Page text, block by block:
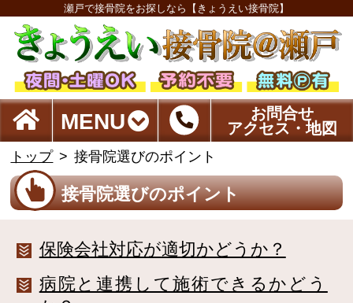
瀬戸で接骨院をお探しなら【きょうえい接骨院】
MENU
お問合せ
アクセス・地図
トップ 接骨院選びのポイント
接骨院選びのポイント
保険会社対応が適切かどうか？
病院と連携して施術できるかどう